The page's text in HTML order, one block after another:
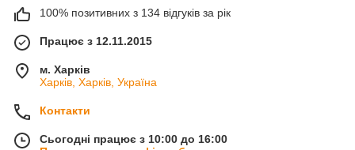
100% позитивних з 134 відгуків за рік
Працює з 12.11.2015
м. Харків
Харків, Харків, Україна
Контакти
Сьогодні працює з 10:00 до 16:00